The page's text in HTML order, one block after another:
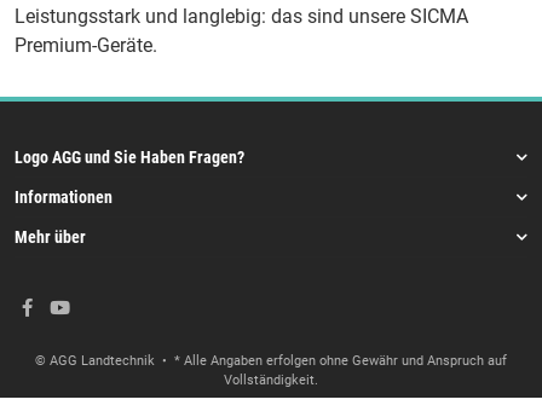
Leistungsstark und langlebig: das sind unsere SICMA
Premium-Geräte.
Logo AGG und Sie Haben Fragen?
Informationen
Mehr über
© AGG Landtechnik • * Alle Angaben erfolgen ohne Gewähr und Anspruch auf
Vollständigkeit.